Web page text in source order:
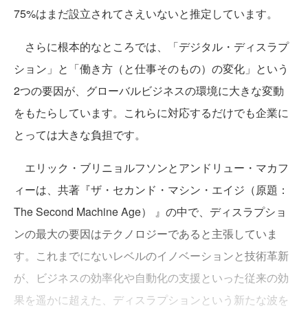
75%はまだ設立されてさえいないと推定しています。
さらに根本的なところでは、「デジタル・ディスラプ
ション」と「働き方（と仕事そのもの）の変化」という
2つの要因が、グローバルビジネスの環境に大きな変動
をもたらしています。これらに対応するだけでも企業に
とっては大きな負担です。
エリック・ブリニョルフソンとアンドリュー・マカフ
ィーは、共著『ザ・セカンド・マシン・エイジ（原題：
The Second Machine Age） 』の中で、ディスラプショ
ンの最大の要因はテクノロジーであると主張していま
す。これまでにないレベルのイノベーションと技術革新
が、ビジネスの効率化や自動化の支援といった従来の効
果を遥かに超えた、ディスラプションという新たな波を